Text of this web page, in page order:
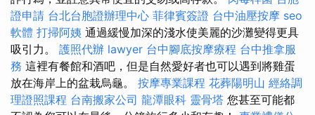
證申請 台北台胞證辦理中心 菲律賓簽證 台中油壓按摩 seo
軟體 打掃阿姨 通過緩慢加深的淺水使美麗的沙灘變得更具
吸引力。 護照代辦 lawyer 台中腳底按摩療程 台中推拿服
務 這裡有餐館和酒吧，但是自然愛好者也可以遇到將雞蛋
放在海岸上的盆栽烏龜。 按摩專業課程 花葬陽明山 經絡調
理證照課程 台南搬家公司 龍潭眼科 靈骨塔 您甚至可能都